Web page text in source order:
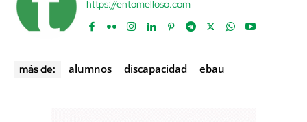
https://entomelloso.com
más de: alumnos discapacidad ebau